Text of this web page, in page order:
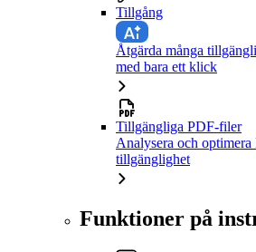
Tillgång
Åtgärda många
med bara ett klick
Tillgängliga PDF-filer
Analysera och
tillgänglighet
Funktioner på